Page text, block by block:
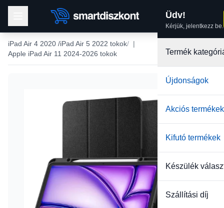
Üdv!
Kérjük, jelentkezz be.
Termék
Újdonságok
Akciós termékek
Kifutó termékek
Készülék
Szállítási díj
iPad Air 4 2020 /iPad Air 5 2022 tokok
|
Apple iPad Air 11 2024-2026 tokok